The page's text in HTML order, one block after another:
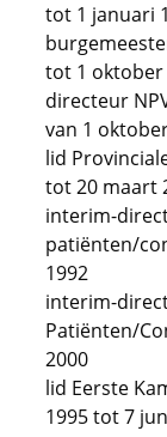
tot 1 januari
tot 1 oktober
directeur
van 1
lid
tot 20 maart
interim-
patiënten/
1992
interim-
Patiënten/
2000
lid Eerste
1995 tot 7